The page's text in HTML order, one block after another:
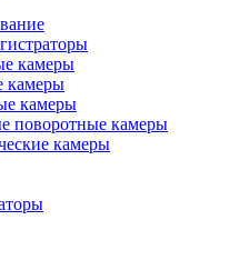
камеры
камеры
камеры
поворотные камеры
камеры